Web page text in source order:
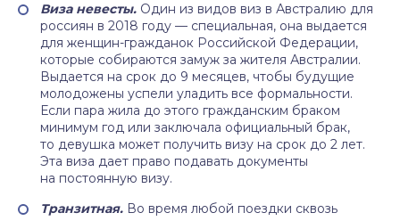
Виза невесты. Один из видов виз в Австралию для
россиян в 2018 году — специальная, она выдается
для женщин-гражданок Российской Федерации,
которые собираются замуж за жителя Австралии.
Выдается на срок до 9 месяцев, чтобы будущие
молодожены успели уладить все формальности.
Если пара жила до этого гражданским браком
минимум год или заключала официальный брак,
то девушка может получить визу на срок до 2 лет.
Эта виза дает право подавать документы
на постоянную визу.
Транзитная. Во время любой поездки сквозь